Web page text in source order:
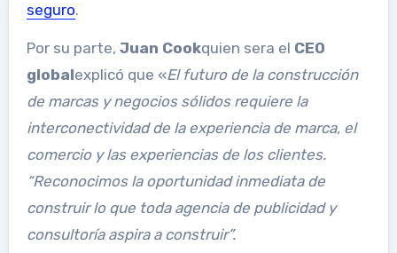
seguro.
Por su parte, Juan Cookquien sera el CEO
globalexplicó que «El futuro de la construcción
de marcas y negocios sólidos requiere la
interconectividad de la experiencia de marca, el
comercio y las experiencias de los clientes.
“Reconocimos la oportunidad inmediata de
construir lo que toda agencia de publicidad y
consultoría aspira a construir”.